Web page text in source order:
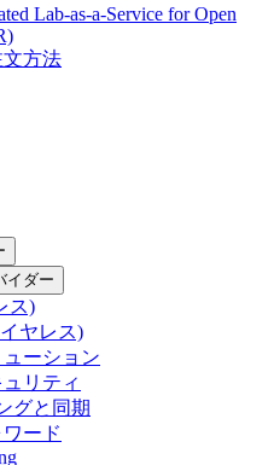
Lab-as-a-Service for Open
方法
イダー
ス)
ヤレス)
ューション
リティ
グと同期
ード